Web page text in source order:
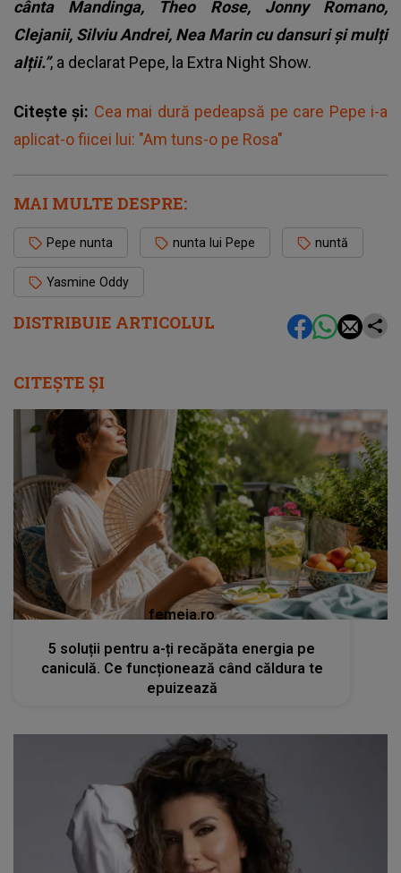
DISTRIBUIE ARTICOLUL
cânta Mandinga, Theo Rose, Jonny Romano,
Clejanii, Silviu Andrei, Nea Marin cu dansuri și mulți
alții.”, a declarat Pepe, la Extra Night Show.
Citește și: Cea mai dură pedeapsă pe care Pepe i-a
aplicat-o fiicei lui: "Am tuns-o pe Rosa"
MAI MULTE DESPRE:
Pepe nunta nunta lui Pepe nuntă
Yasmine Oddy
CITEȘTE ȘI
femeia.ro
5 soluții pentru a-ți recăpăta energia pe
caniculă. Ce funcționează când căldura te
epuizează